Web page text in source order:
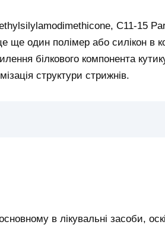
C11-15
ще один полімер або силікон в
білкового компонента
структури стрижнів.
в лікувальні засоби,